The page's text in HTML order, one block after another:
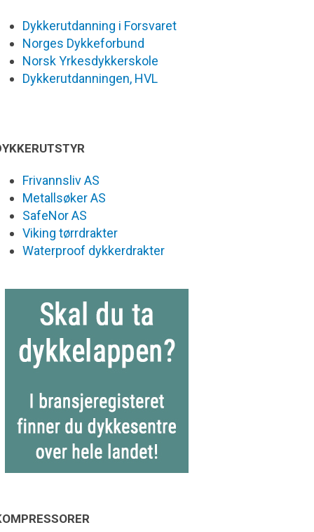
Dykkerutdanning i Forsvaret
Norges Dykkeforbund
Norsk Yrkesdykkerskole
Dykkerutdanningen, HVL
Frivannsliv AS
Metallsøker AS
SafeNor AS
Viking tørrdrakter
Waterproof dykkerdrakter